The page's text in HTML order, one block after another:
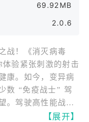
69.92MB
2.0.6
战！《消灭病毒
验紧张刺激的射击
康。如今，变异病
数 “免疫战士” 驾
。驾驶高性能战
，从空中向病毒发
【展开】